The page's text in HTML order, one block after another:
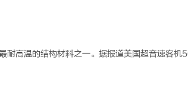
耐高温的结构材料之一。据报道美国超音速客